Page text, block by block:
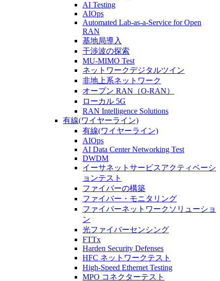
AI Testing
AIOps
Automated Lab-as-a-Service for Open
RAN
基地局導入
干渉波の探索
MU-MIMO Test
ネットワークデジタルツイン
非地上系ネットワーク
オープン RAN（O-RAN）
ローカル 5G
RAN Intelligence Solutions
有線(ワイヤーライン)
有線(ワイヤーライン)
AIOps
AI Data Center Networking Test
DWDM
イーサネットサービスアクティベーシ
ョンテスト
ファイバーの構築
ファイバー・モニタリング
ファイバーネットワークソリューショ
ン
光ファイバーセンシング
FTTx
Harden Security Defenses
HFC ネットワークテスト
High-Speed Ethernet Testing
MPO コネクターテスト